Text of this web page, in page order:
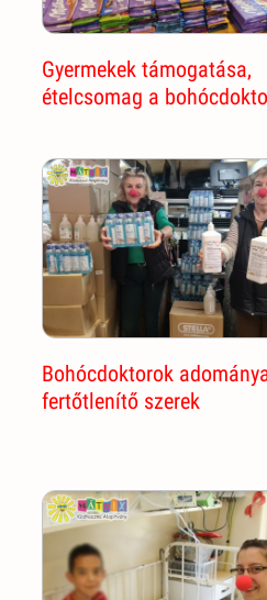
Gyermekek támogatása,
ételcsomag a
Bohócdoktorok
fertőtlenítő szerek